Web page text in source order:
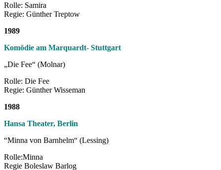
Rolle: Samira
Regie: Günther Treptow
1989
Komödie am Marquardt- Stuttgart
„Die Fee“ (Molnar)
Rolle: Die Fee
Regie: Günther Wisseman
1988
Hansa Theater, Berlin
“Minna von Barnhelm“ (Lessing)
Rolle:Minna
Regie Boleslaw Barlog